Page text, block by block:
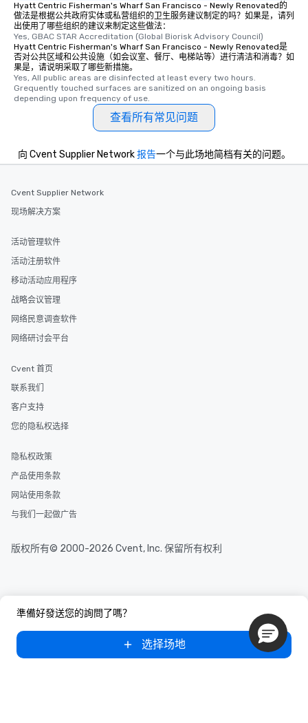
Hyatt Centric Fisherman's Wharf San Francisco - Newly Renovated的
做法是根据公共政府实体或私营组织的卫生服务建议制定的吗？如果是，请列
出使用了哪些组织的建议来制定这些做法：
Yes, GBAC STAR Accreditation (Global Biorisk Advisory Council)
Hyatt Centric Fisherman's Wharf San Francisco - Newly Renovated是
否对公共区域和公共设施（如会议室、餐厅、电梯站等）进行清洁和消毒？如
果是，请说明采取了哪些新措施。
Yes, All public areas are disinfected at least every two hours.
Grequently touched surfaces are sanitized on an ongoing basis
depending upon frequency of use.
查看所有常见问题
準備好發送您的詢問了嗎？
选择场地
向 Cvent Supplier Network报告一个与此场地简档有关的问题。
Cvent Supplier Network
现场解决方案
活动管理软件
活动注册软件
移动活动应用程序
战略会议管理
网络民意调查软件
网络研讨会平台
Cvent 首页
联系我们
客户支持
您的隐私权选择
隐私权政策
产品使用条款
网站使用条款
与我们一起做广告
版权所有© 2000-2026 Cvent, Inc. 保留所有权利